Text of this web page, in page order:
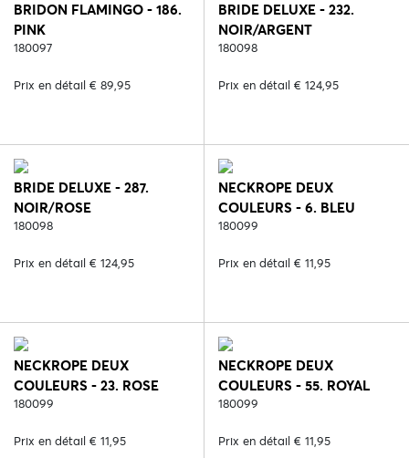
BRIDON FLAMINGO - 186.
PINK
180097
Prix en détail € 89,95
BRIDE DELUXE - 232.
NOIR/ARGENT
180098
Prix en détail € 124,95
BRIDE DELUXE - 287.
NOIR/ROSE
180098
Prix en détail € 124,95
NECKROPE DEUX
COULEURS - 6. BLEU
180099
Prix en détail € 11,95
NECKROPE DEUX
COULEURS - 23. ROSE
180099
Prix en détail € 11,95
NECKROPE DEUX
COULEURS - 55. ROYAL
BLUE
180099
Prix en détail € 11,95